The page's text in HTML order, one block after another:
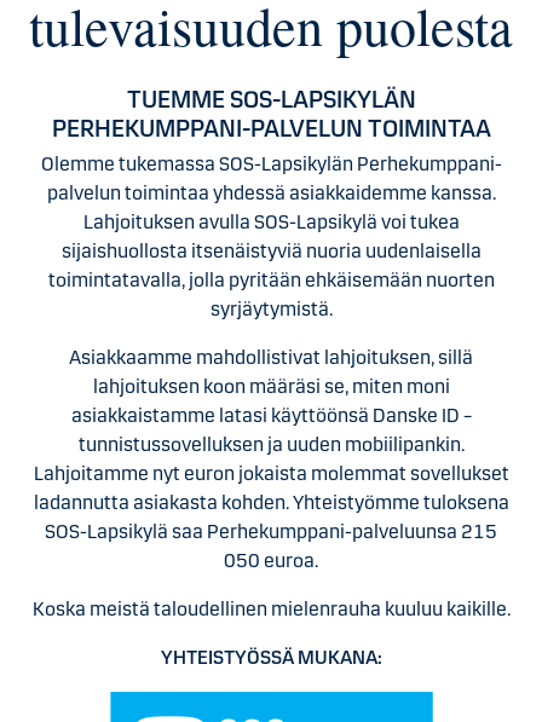
tulevaisuuden puolesta
TUEMME SOS-LAPSIKYLÄN
PERHEKUMPPANI-PALVELUN TOIMINTAA
Olemme tukemassa SOS-Lapsikylän Perhekumppani-
palvelun toimintaa yhdessä asiakkaidemme kanssa.
Lahjoituksen avulla SOS-Lapsikylä voi tukea
sijaishuollosta itsenäistyviä nuoria uudenlaisella
toimintatavalla, jolla pyritään ehkäisemään nuorten
syrjäytymistä.
Asiakkaamme mahdollistivat lahjoituksen, sillä
lahjoituksen koon määräsi se, miten moni
asiakkaistamme latasi käyttöönsä Danske ID –
tunnistussovelluksen ja uuden mobiilipankin.
Lahjoitamme nyt euron jokaista molemmat sovellukset
ladannutta asiakasta kohden. Yhteistyömme tuloksena
SOS-Lapsikylä saa Perhekumppani-palveluunsa 215
050 euroa.
Koska meistä taloudellinen mielenrauha kuuluu kaikille.
YHTEISTYÖSSÄ MUKANA: